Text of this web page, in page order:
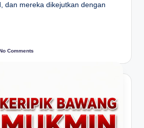
dan mereka dikejutkan dengan
Comments